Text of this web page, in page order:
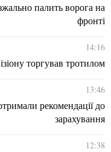
палить ворога на
фронті
14:16
торгував тротилом
13:46
рекомендації до
зарахування
12:38